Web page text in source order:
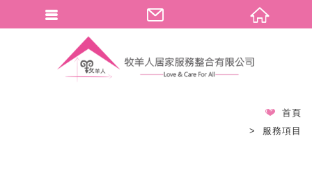
首頁
服務項目